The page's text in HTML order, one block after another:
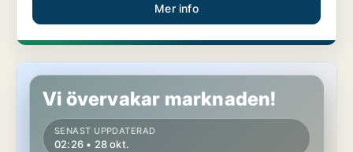
Mer info
Butikslokal i Söderort
Vi övervakar marknaden!
SENAST UPPDATERAD
02:26 • 28 okt.